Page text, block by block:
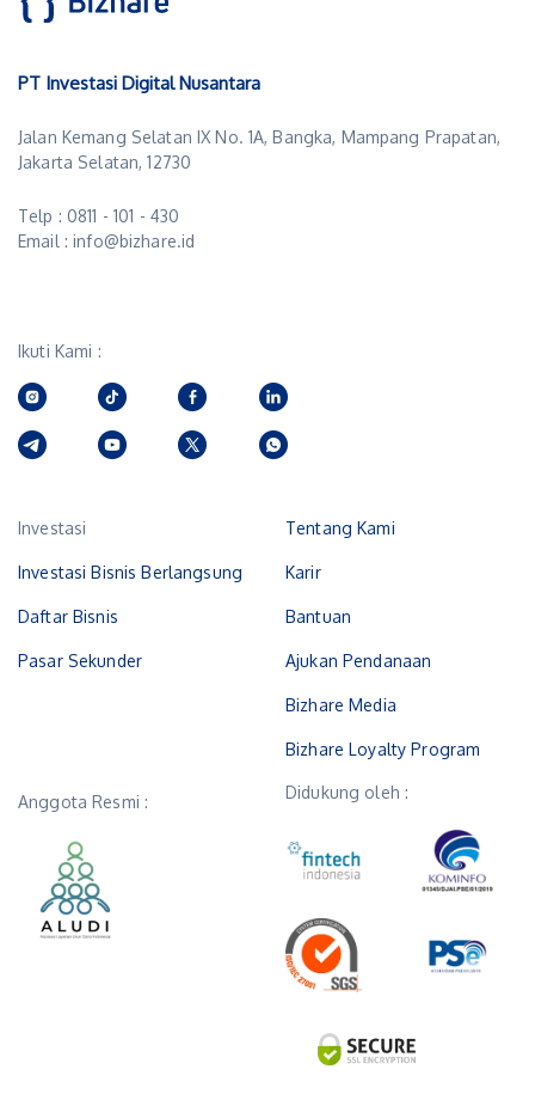
PT Investasi Digital Nusantara
Jalan Kemang Selatan IX No. 1A, Bangka, Mampang Prapatan,
Jakarta Selatan, 12730
Telp : 0811 - 101 - 430
Email : info@bizhare.id
Ikuti Kami :
Investasi
Investasi Bisnis Berlangsung
Daftar Bisnis
Pasar Sekunder
Tentang Kami
Karir
Bantuan
Ajukan Pendanaan
Bizhare Media
Bizhare Loyalty Program
Anggota Resmi : Didukung oleh :